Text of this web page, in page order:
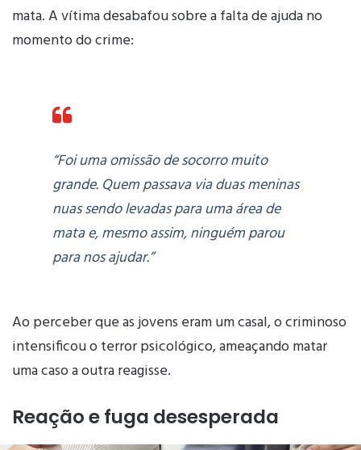
mata. A vítima desabafou sobre a falta de ajuda no
momento do crime:
“Foi uma omissão de socorro muito
grande. Quem passava via duas meninas
nuas sendo levadas para uma área de
mata e, mesmo assim, ninguém parou
para nos ajudar.”
Ao perceber que as jovens eram um casal, o criminoso
intensificou o terror psicológico, ameaçando matar
uma caso a outra reagisse.
Reação e fuga desesperada